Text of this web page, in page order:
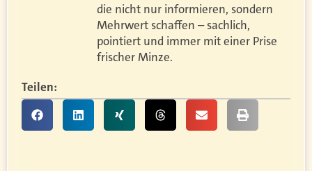
die nicht nur informieren, sondern
Mehrwert schaffen – sachlich,
pointiert und immer mit einer Prise
frischer Minze.
Teilen: